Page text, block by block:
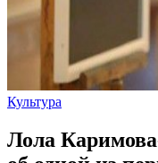
Культура
Лола